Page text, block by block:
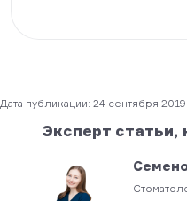
Дата публикации: 24 сентября
Эксперт